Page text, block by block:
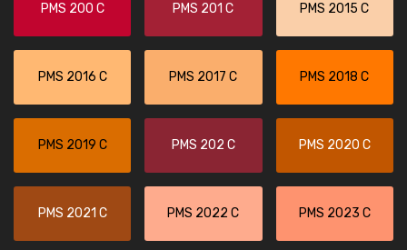
PMS 200 C PMS 201 C PMS 2015 C
PMS 2016 C PMS 2017 C PMS 2018 C
PMS 2019 C PMS 202 C PMS 2020 C
PMS 2021 C PMS 2022 C PMS 2023 C